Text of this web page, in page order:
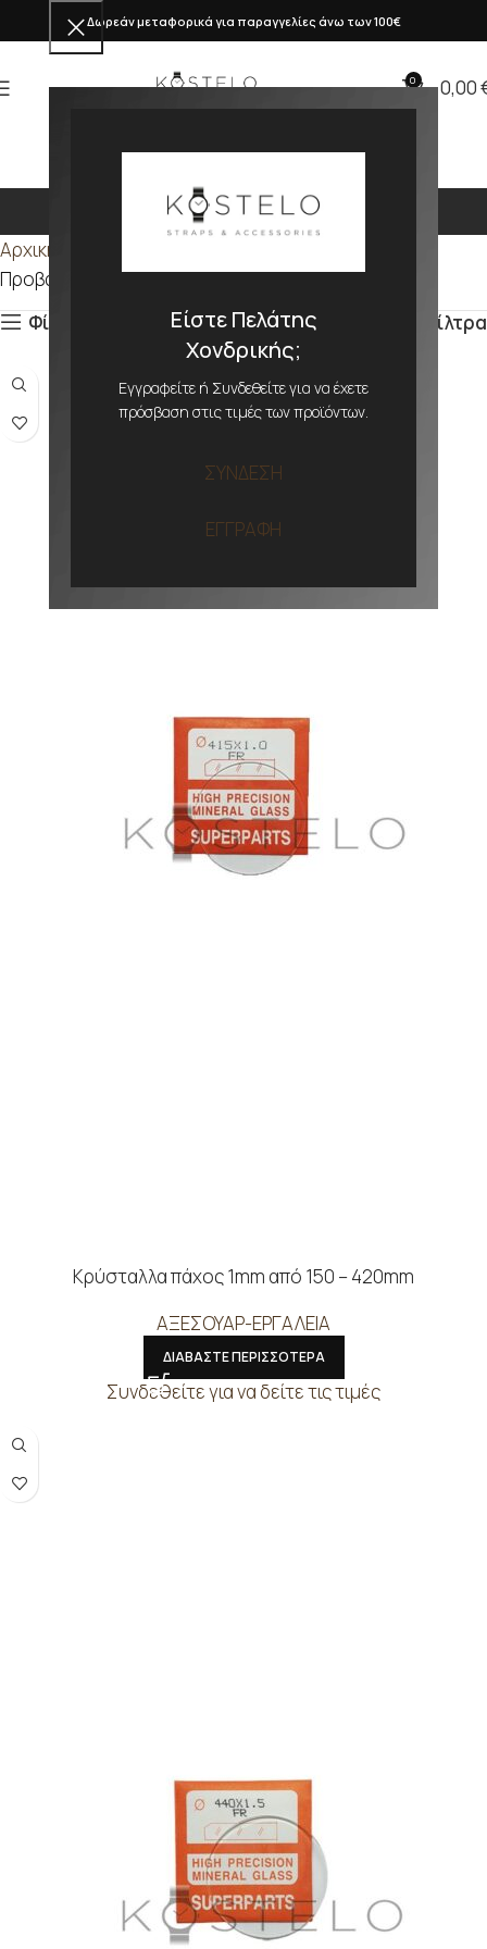
Είστε Πελάτης
Χονδρικής;
Εγγραφείτε ή Συνδεθείτε για να έχετε
πρόσβαση στις τιμές των προϊόντων.
ΣΥΝΔΕΣΗ
ΕΓΓΡΑΦΗ
Δωρεάν μεταφορικά για παραγγελίες άνω των 100€
0 0,00
220mm
Αρχική σελίδα
Προβάλλονται όλα - 3 αποτελέσματα
Φίλτρα
Φίλτρα
Κρύσταλλα πάχος 1mm από 150 – 420mm
ΑΞΕΣΟΥΑΡ-ΕΡΓΑΛΕΙΑ
ΔΙΑΒΑΣΤΕ ΠΕΡΙΣΣΟΤΕΡΑ
Συνδεθείτε για να δείτε τις τιμές